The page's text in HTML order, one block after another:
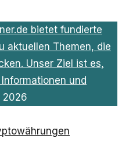
bietet fundierte
aktuellen Themen, die
Unser Ziel ist es,
und
2026